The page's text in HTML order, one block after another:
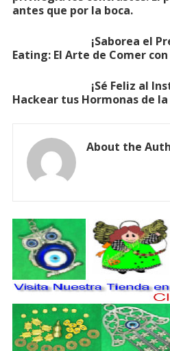
antes que por la boca.
¡Saborea el
Eating: El Arte de Comer
¡Sé Feliz al
Hackear tus Hormonas de
About the